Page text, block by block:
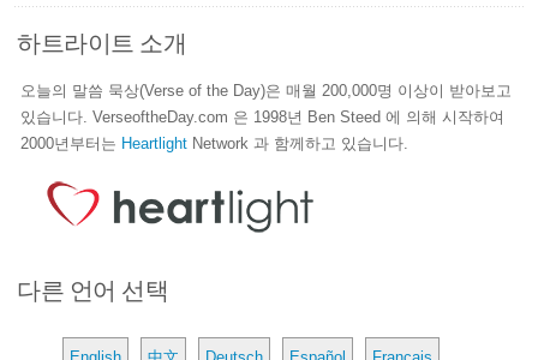
하트라이트 소개
오늘의 말씀 묵상(Verse of the Day)은 매월 200,000명 이상이 받아보고
있습니다. VerseoftheDay.com 은 1998년 Ben Steed 에 의해 시작하여
2000년부터는 Heartlight Network 과 함께하고 있습니다.
다른 언어 선택